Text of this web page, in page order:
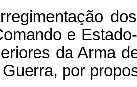
e
da Arma
por